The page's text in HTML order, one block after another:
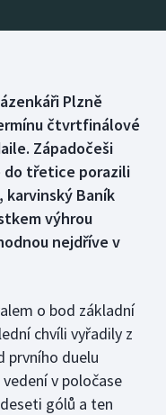
Plzně
čtvrtfinálové
Západočeši
do třetice porazili
Baník
výhrou
nejdříve v
o bod základní
chvíli vyřadily z
prvního duelu
v poločase
gólů a ten